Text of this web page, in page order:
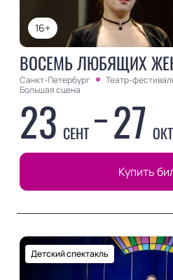
16+
ВОСЕМЬ ЛЮБЯЩИХ
Санкт-Петербург
Театр-
Большая сцена
23 СЕНТ 27 ОКТ
Купить
Детский спектакль